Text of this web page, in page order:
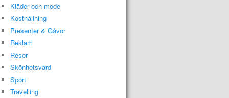
Kläder och mode
Kosthållning
Presenter & Gåvor
Reklam
Resor
Skönhetsvård
Sport
Travelling